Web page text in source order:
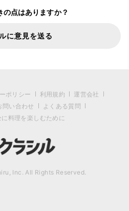
の点はありますか？
に意見を送る
ポリシー 利用規約
運営会社
問い合わせ
よくある質問
料理を楽しむために
Inc. All Rights Reserved.